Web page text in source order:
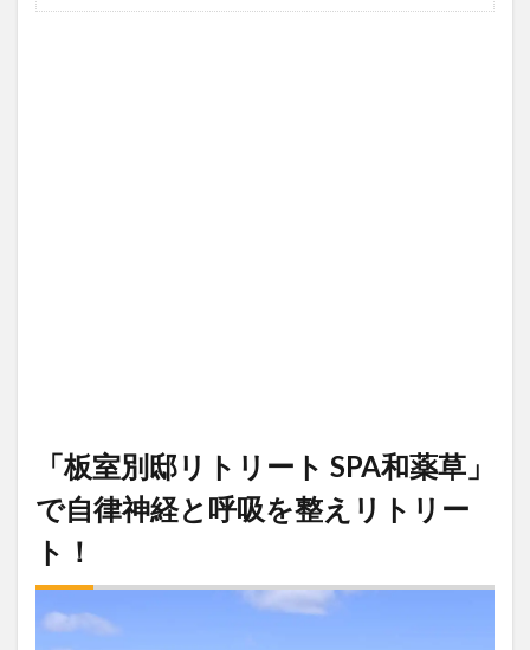
「板室別邸リトリート SPA和薬草」
で自律神経と呼吸を整えリトリー
ト！